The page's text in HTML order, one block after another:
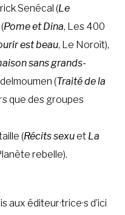
Senécal (Le
Pome et Dina, Les 400
est beau, Le Noroît),
sans grands-
(Traité de la
que des groupes
(Récits sexuet La
rebelle).
éditeur·trice·s d’ici